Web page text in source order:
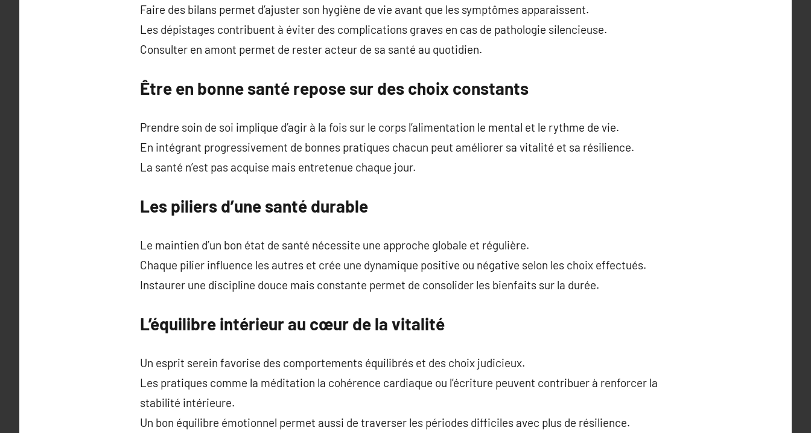
Faire des bilans permet d’ajuster son hygiène de vie avant que les symptômes apparaissent.
Les dépistages contribuent à éviter des complications graves en cas de pathologie silencieuse.
Consulter en amont permet de rester acteur de sa santé au quotidien.
Être en bonne santé repose sur des choix constants
Prendre soin de soi implique d’agir à la fois sur le corps l’alimentation le mental et le rythme de vie.
En intégrant progressivement de bonnes pratiques chacun peut améliorer sa vitalité et sa résilience.
La santé n’est pas acquise mais entretenue chaque jour.
Les piliers d’une santé durable
Le maintien d’un bon état de santé nécessite une approche globale et régulière.
Chaque pilier influence les autres et crée une dynamique positive ou négative selon les choix effectués.
Instaurer une discipline douce mais constante permet de consolider les bienfaits sur la durée.
L’équilibre intérieur au cœur de la vitalité
Un esprit serein favorise des comportements équilibrés et des choix judicieux.
Les pratiques comme la méditation la cohérence cardiaque ou l’écriture peuvent contribuer à renforcer la
stabilité intérieure.
Un bon équilibre émotionnel permet aussi de traverser les périodes difficiles avec plus de résilience.